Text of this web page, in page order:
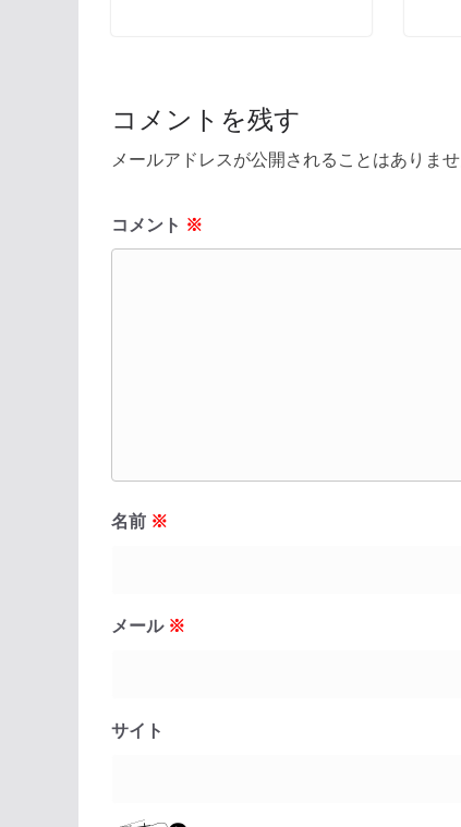
コメントを残す
メールアドレスが公開されることはありませ
コメント ※
名前 ※
メール ※
サイト